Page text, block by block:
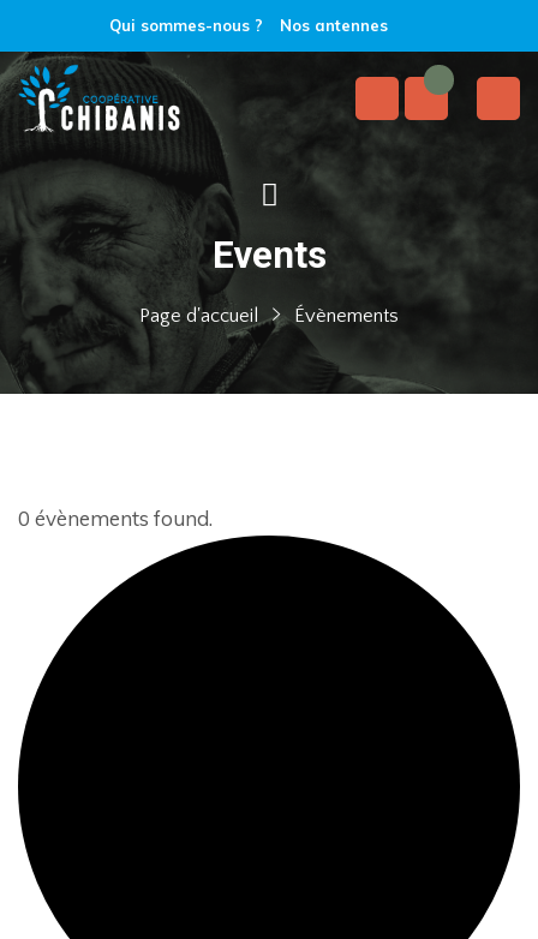
Qui sommes-nous ? Nos antennes
Events
Page d'accueil Évènements
0 évènements found.